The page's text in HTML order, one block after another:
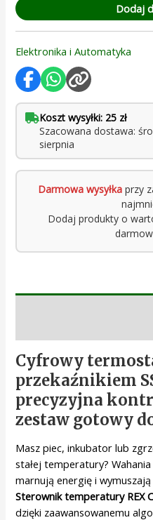
Dodaj
Elektronika i Automatyka
Koszt wysyłki: 25 zł
Szacowana dostawa:
sierpnia
Darmowa wysyłka przy
Dodaj produkty o
Cyfrowy
przekaźnikiem
precyzyjna
zestaw gotowy
Masz piec, inkubator lub
stałej temperatury?
marnują energię i
Sterownik temperatury REX
dzięki zaawansowanemu